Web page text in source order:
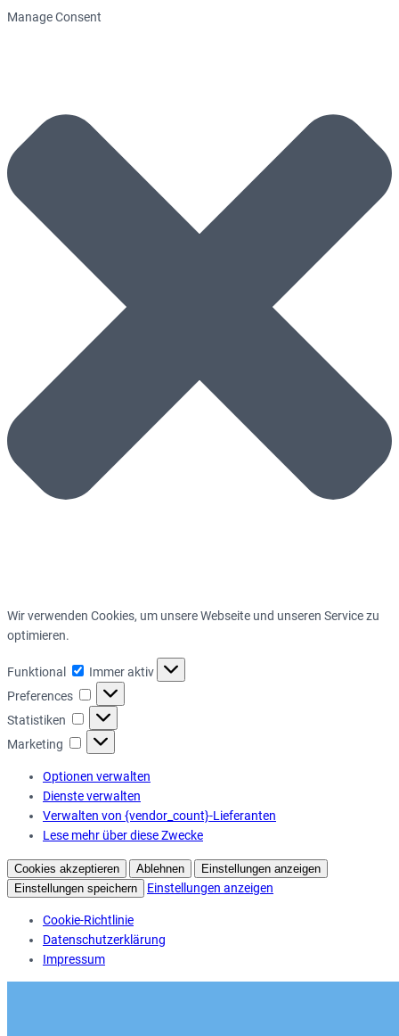
Manage Consent
Wir verwenden Cookies, um unsere Webseite und unseren Service zu
optimieren.
Funktional Funktional
Immer aktiv
Preferences
Preferences
Statistiken Statistiken
Marketing Marketing
Optionen verwalten
Dienste verwalten
Verwalten von {vendor_count}-Lieferanten
Lese mehr über diese Zwecke
Cookies akzeptieren Ablehnen
Einstellungen anzeigen
Einstellungen speichern
Einstellungen anzeigen
Cookie-Richtlinie
Datenschutzerklärung
Impressum